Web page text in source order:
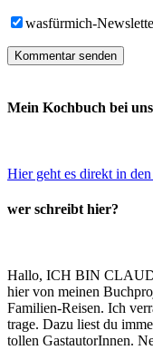
wasfürmich-
Mein Kochbuch bei
Hier geht es direkt in
wer schreibt hier?
Hallo, ICH BIN
hier von meinen
Familien-Reisen. Ich
trage. Dazu liest du
tollen GastautorInnen.